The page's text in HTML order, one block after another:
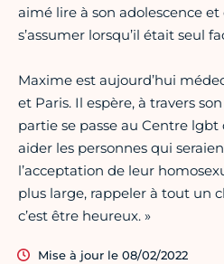
aimé lire à son adolescence et
s’assumer lorsqu’il était seul
Maxime est aujourd’hui
et Paris. Il espère, à travers
partie se passe au Centre
aider les personnes qui
l’acceptation de leur
plus large, rappeler à tout un
c’est être heureux. »
Mise à jour le 08/02/2022